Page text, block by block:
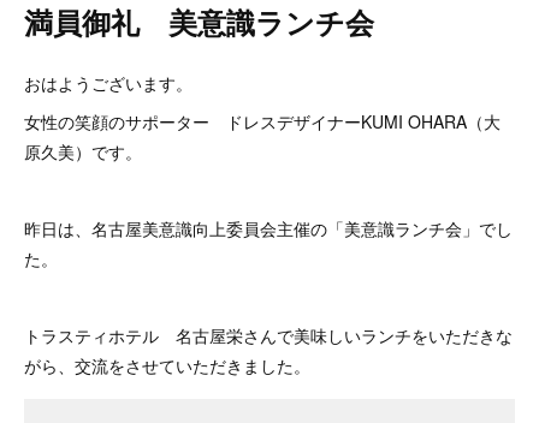
満員御礼 美意識ランチ会
おはようございます。
女性の笑顔のサポーター ドレスデザイナーKUMI OHARA（大
原久美）です。
昨日は、名古屋美意識向上委員会主催の「美意識ランチ会」でし
た。
トラスティホテル 名古屋栄さんで美味しいランチをいただきな
がら、交流をさせていただきました。